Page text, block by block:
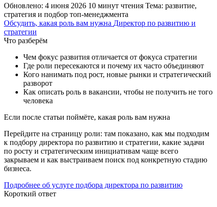
Обновлено: 4 июня 2026 10 минут чтения Тема: развитие,
стратегия и подбор топ-менеджмента
Обсудить, какая роль вам нужна Директор по развитию и
стратегии
Что разберём
Чем фокус развития отличается от фокуса стратегии
Где роли пересекаются и почему их часто объединяют
Кого нанимать под рост, новые рынки и стратегический
разворот
Как описать роль в вакансии, чтобы не получить не того
человека
Если после статьи поймёте, какая роль вам нужна
Перейдите на страницу роли: там показано, как мы подходим
к подбору директора по развитию и стратегии, какие задачи
по росту и стратегическим инициативам чаще всего
закрываем и как выстраиваем поиск под конкретную стадию
бизнеса.
Подробнее об услуге подбора директора по развитию
Короткий ответ